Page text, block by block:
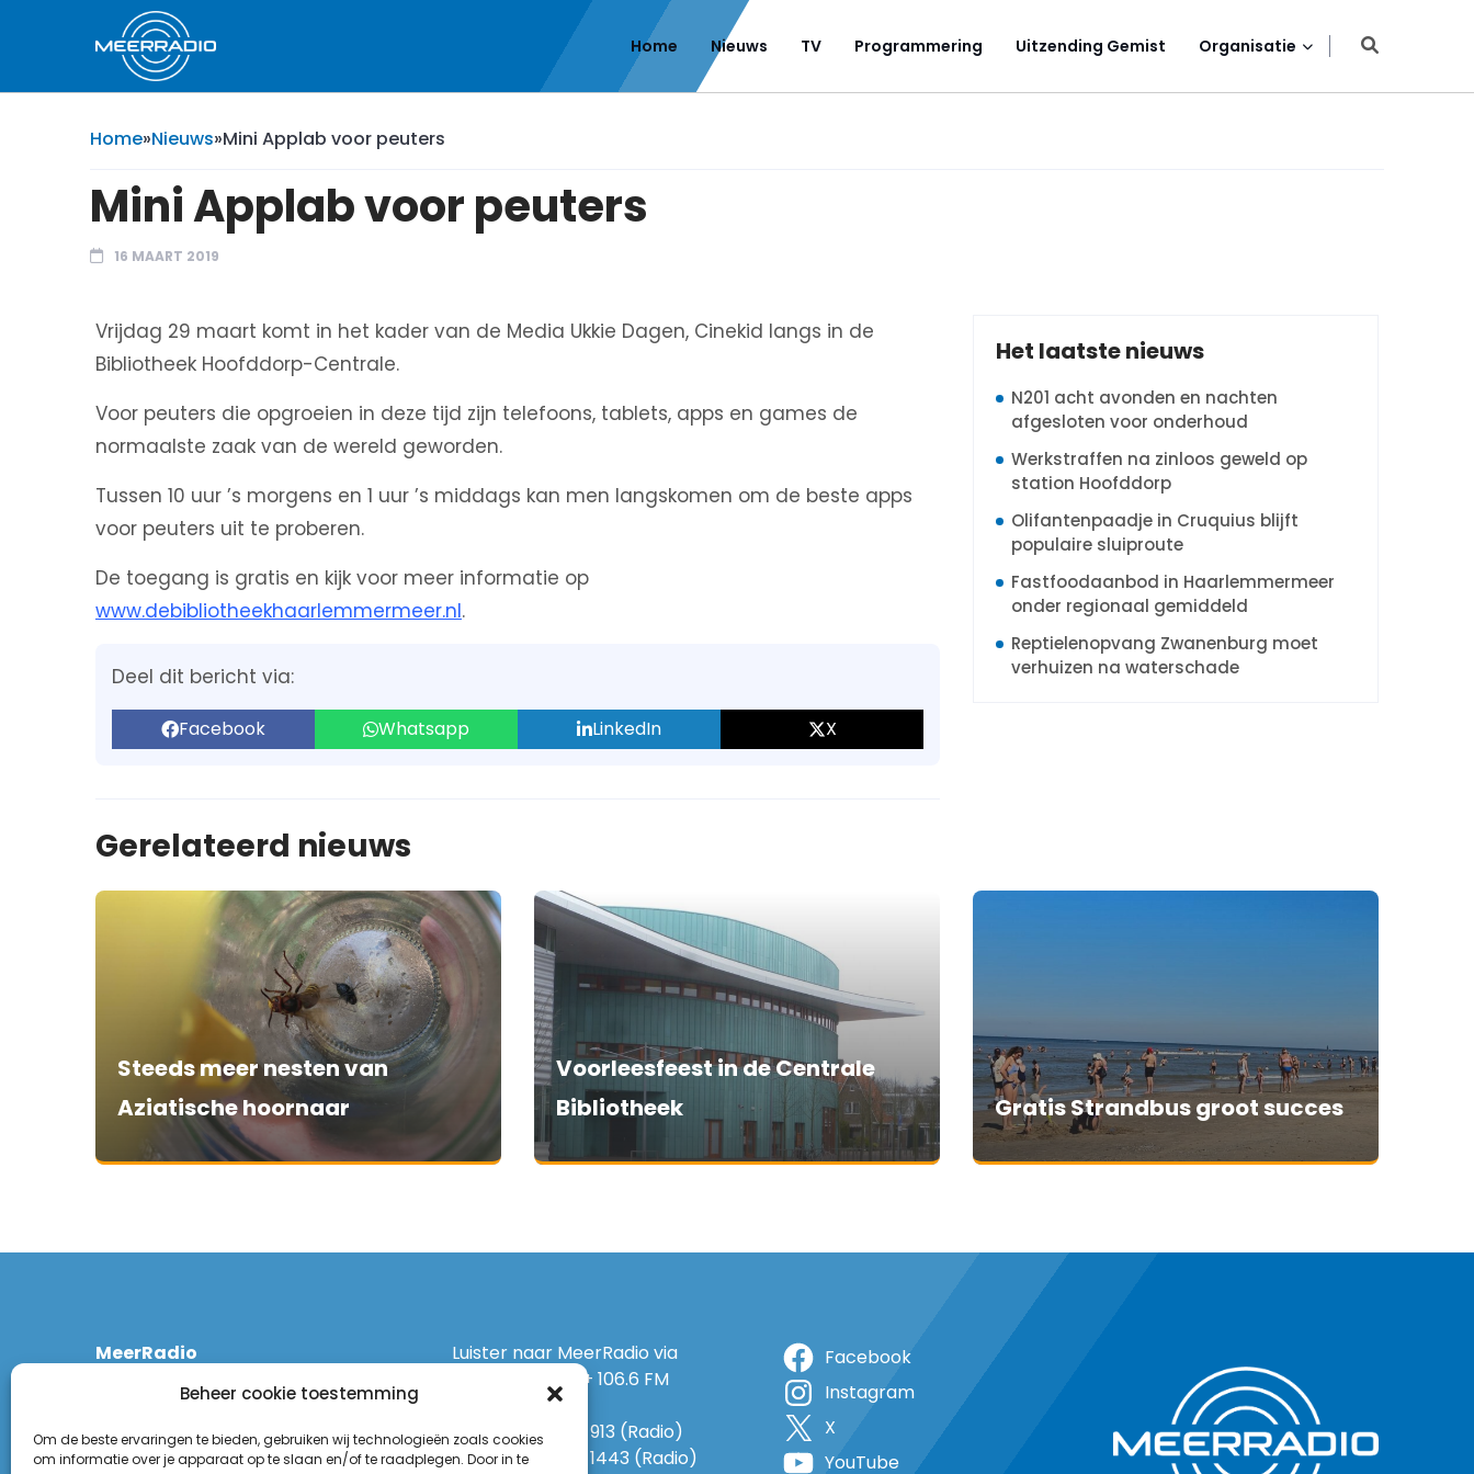
Beheer cookie toestemming
Om de beste ervaringen te bieden, gebruiken wij technologieën zoals cookies
om informatie over je apparaat op te slaan en/of te raadplegen. Door in te
Home Nieuws TV Programmering Uitzending Gemist Organisatie
Home»Nieuws»Mini Applab voor peuters
Mini Applab voor peuters
16 MAART 2019
Vrijdag 29 maart komt in het kader van de Media Ukkie Dagen, Cinekid langs in de
Bibliotheek Hoofddorp-Centrale.
Voor peuters die opgroeien in deze tijd zijn telefoons, tablets, apps en games de
normaalste zaak van de wereld geworden.
Tussen 10 uur ’s morgens en 1 uur ’s middags kan men langskomen om de beste apps
voor peuters uit te proberen.
De toegang is gratis en kijk voor meer informatie op
www.debibliotheekhaarlemmermeer.nl.
Deel dit bericht via:
Facebook Whatsapp LinkedIn X
Het laatste nieuws
N201 acht avonden en nachten
afgesloten voor onderhoud
Werkstraffen na zinloos geweld op
station Hoofddorp
Olifantenpaadje in Cruquius blijft
populaire sluiproute
Fastfoodaanbod in Haarlemmermeer
onder regionaal gemiddeld
Reptielenopvang Zwanenburg moet
verhuizen na waterschade
Gerelateerd nieuws
Steeds meer nesten van
Aziatische hoornaar
Voorleesfeest in de Centrale
Bibliotheek
Gratis Strandbus groot succes
MeerRadio
2131 CT Hoofddorp
(023) 55 55 900
Luister naar MeerRadio via
Ether: 105.5 FM + 106.6 FM
DAB+ op 5A
Ziggo: 38 (TV) + 913 (Radio)
KPN: 1143 (TV) + 1443 (Radio)
Facebook
Instagram
X
YouTube